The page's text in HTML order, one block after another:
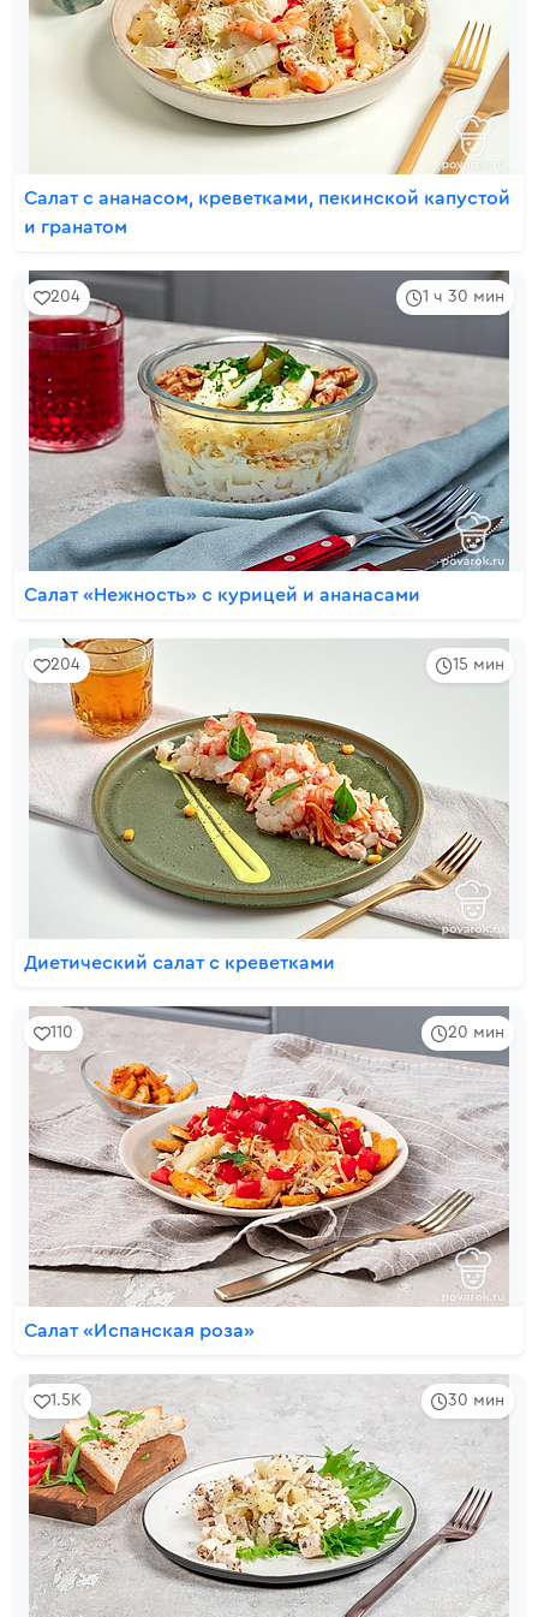
Салат с ананасом, креветками, пекинской капустой
и гранатом
1 ч 30 мин
204
Салат «Нежность» с курицей и ананасами
15 мин
204
Диетический салат с креветками
20 мин
110
Салат «Испанская роза»
30 мин
1.5K